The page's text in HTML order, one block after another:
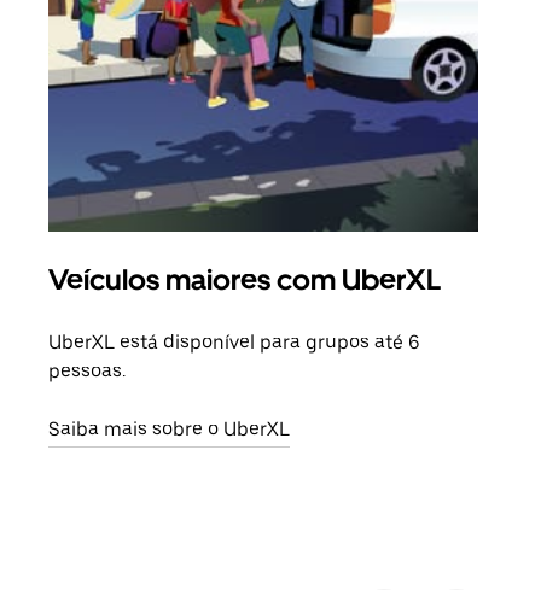
Veículos maiores com UberXL
UberXL está disponível para grupos até 6
pessoas.
Saiba mais sobre o UberXL